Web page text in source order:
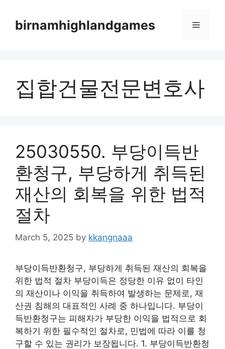
contentbirnamhighlandgames Menu
집합건물전문변호사
25030550. 부당이득반
환청구, 부당하게 취득된
재산의 회복을 위한 법적
절차
March 5, 2025 by kkangnaaa
부당이득반환청구, 부당하게 취득된 재산의 회복을
위한 법적 절차 부당이득은 정당한 이유 없이 타인
의 재산이나 이익을 취득하여 발생하는 문제로, 재
산권 침해의 대표적인 사례 중 하나입니다. 부당이
득반환청구는 피해자가 부당한 이익을 법적으로 회
복하기 위한 필수적인 절차로, 민법에 따라 이를 청
구할 수 있는 권리가 보장됩니다. 1. 부당이득반환청